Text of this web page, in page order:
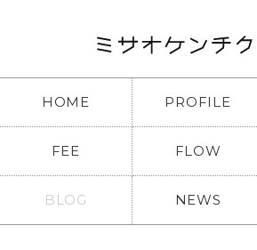
HOME PROFILE
FEE FLOW
BLOG NEWS